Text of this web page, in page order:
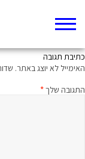
ממעמקים קראתיך:
כתיבת תגובה
האימייל לא יוצג באתר.
התגובה שלך*